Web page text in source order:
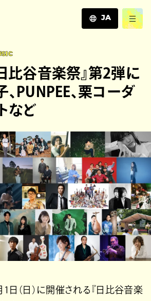
JA
ZH
比谷音楽祭』第2弾に
、PUNPEE、栗コーダ
など
1日（日）に開催される『日比谷音楽